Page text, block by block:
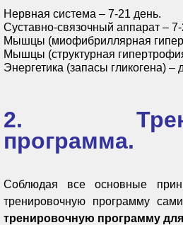
Нервная система – 7-21 день.
Суставно-связочный аппарат –
Мышцы (миофибриллярная
Мышцы (структурная
Энергетика (запасы гликогена) –
2.
программа.
Соблюдая все основные
тренировочную программу
тренировочную программу